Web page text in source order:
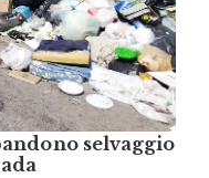
selvaggio